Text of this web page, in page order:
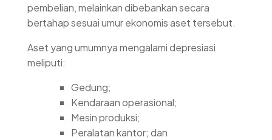
pembelian, melainkan dibebankan secara
bertahap sesuai umur ekonomis aset tersebut.
Aset yang umumnya mengalami depresiasi
meliputi:
Gedung;
Kendaraan operasional;
Mesin produksi;
Peralatan kantor; dan